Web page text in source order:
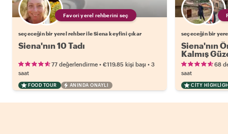
Favori yerel rehberini seç
seçeceğin bir yerel rehber ile Siena keyfini çıkar
Siena'nın 10 Tadı
77 değerlendirme • €119.85 kişi başı • 3
saat
FOOD TOUR ANINDA ONAYLI
seçeceğin bir
Siena'nın
Kalmış
68
saat
CITY